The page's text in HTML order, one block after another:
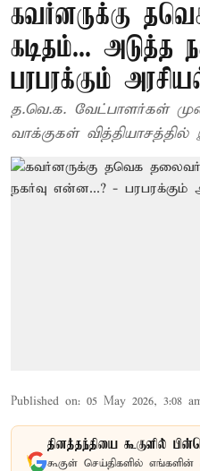
கவர்னருக்கு
கடிதம்... அடுத்த
பரபரக்கும்
த.வெ.க. வேட்பாளர்கள்
வாக்குகள் வித்தியாசத்தில்
Published on: 05 May 2026, 3:08
தினத்தந்தியை கூகுளில்
கூகுள் செய்திகளில்